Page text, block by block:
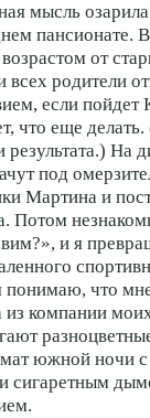
мысль
пансионате.
от
всех родители
если пойдет
что еще
На
под
Мартина и
Потом
и я
понимаю, что
из компании
южной ночи
сигаретным